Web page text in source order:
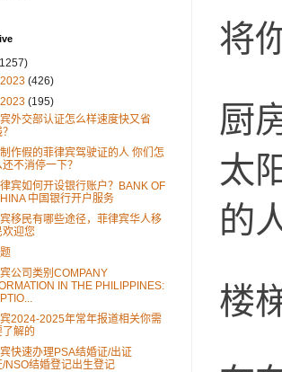
将
厨
太
的
楼
(426)
(195)
外交部认证怎么样速度快又省
作假的菲律宾驾驶证的人 你们怎
还不消停一下？
宾如何开设银行账户？BANK OF
中国银行开户服务
移民有哪些途径，菲律宾华人移
欢迎您
公司类别COMPANY
IN THE PHILIPPINES:
2024-2025年常年报道相关你需
了解的
快速办理PSA结婚证/出证
/NSO结婚登记出生登记